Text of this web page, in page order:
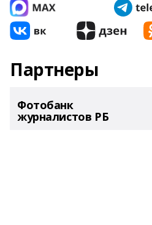
Партнеры
Фотобанк
журналистов РБ